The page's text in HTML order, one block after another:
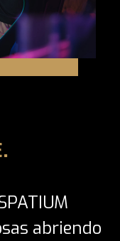
abriendo